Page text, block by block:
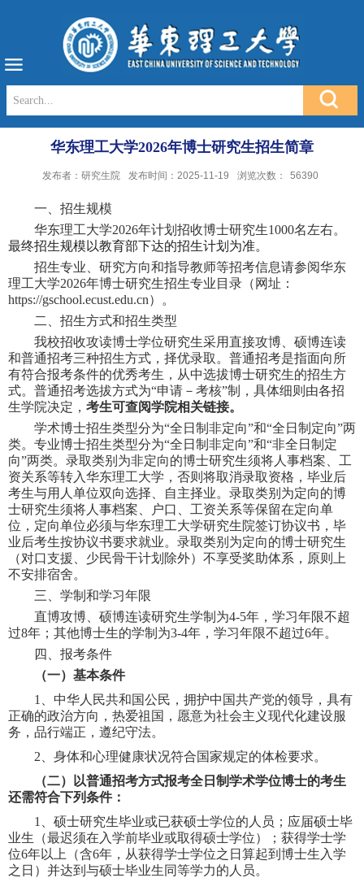
华东理工大学2026年博士研究生招生简章
发布者：研究生院 发布时间：2025-11-19 浏览次数： 56390
一、招生规模
华东理工大学2026年计划 招收博士研究生1000名左右。
最终招生规模 以教育部下达的招生计划 为准。
招生专业、研究方向和指导教师等招考信息请参阅华东
理工大学2026年博士研究生招生专业目录（网址：
https://gschool.ecust.edu.cn）。
二、 招生方式和招生类型
我校招收攻读博士学位研究生采用直接攻博、硕博连读
和普通招考三种招生方式 ，择优录取。普通招考是指面向所
有符合报考条件的优秀考生，从中选拔博士研究生的招生方
式。普通招考选拔方式为“申请 － 考核”制，具体细则由各招
生学院决定， 考生可查阅学院相关链接。
学术博士招生类型分为“全日制非定向”和“全日制定向”两
类。专业博士招生类型分为“全日制非定向”和“非全日制定
向”两类。录取类别为非定向的博士研究生须将人事档案、工
资关系等转入华东理工大学，否则将取消录取资格，毕业后
考生与用人单位双向选择、自主择业。 录取类别为定向的博
士研究生须将人事档案、户口、工资关系等保留在定向单
位，定向单位必须与华东理工大学研究生院签订协议书，毕
业后考生按协议书要求就业。录取类别为定向的博士研究生
（对口支援、少民骨干计划除外） 不享受奖助体系， 原则上
不安排宿舍。
三、 学制和学习年限
直博攻博
硕博连读研究生学制为4-5年，学习年限不超
过8年 ； 其他博士生的学制为3-4年， 学习年限不超过6年。
四、报考条件
（一）基本条件
1
、中华人民共和国公民， 拥护中国共产党的领导，具有
正确的政治方向，热爱祖国，愿意为社会主义现代化建设服
务，品行端正，遵纪守法。
2
身体和心理健康状况符合国家规定的体检要求。
（二） 以普通招考方式报考全日制学术学位博士的考生
还需符合下列条件：
1
、硕士研究生毕业或已获硕士学位的人员；应届硕士毕
业生（最迟须在入学前毕业或取得硕士学位）；获得学士学
位6年以上（含6年，从获得学士学位之日算起到博士生入学
之日）并达到与硕士毕业生同等学力的人员。